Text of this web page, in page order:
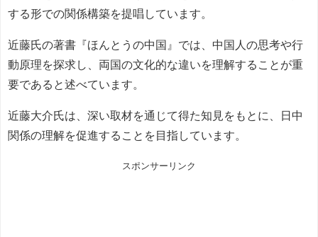
する形での関係構築を提唱しています。
近藤氏の著書『ほんとうの中国』では、中国人の思考や行
動原理を探求し、両国の文化的な違いを理解することが重
要であると述べています。
近藤大介氏は、深い取材を通じて得た知見をもとに、日中
関係の理解を促進することを目指しています。
スポンサーリンク